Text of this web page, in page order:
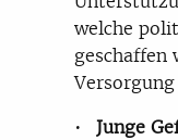
welche
geschaffen
Junge